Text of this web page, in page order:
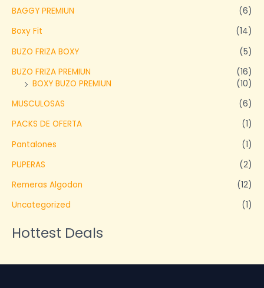
BAGGY PREMIUN
(6)
Boxy Fit
(14)
BUZO FRIZA BOXY
(5)
BUZO FRIZA PREMIUN
(16)
BOXY BUZO PREMIUN
(10)
MUSCULOSAS
(6)
PACKS DE OFERTA
(1)
Pantalones
(1)
PUPERAS
(2)
Remeras Algodon
(12)
Uncategorized
(1)
Hottest Deals